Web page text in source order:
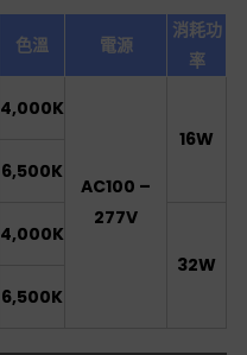
色溫 電源
消耗功
率
4,000K
AC100 –
277V
16W
6,500K
4,000K
32W
6,500K